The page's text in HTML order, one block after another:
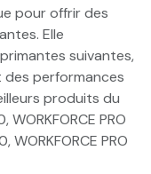
pour offrir des
Elle
suivantes,
performances
produits du
WORKFORCE PRO
WORKFORCE PRO